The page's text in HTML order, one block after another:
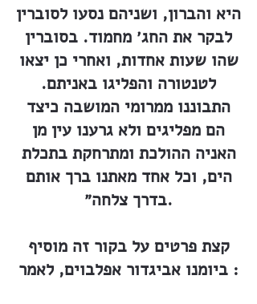
היא והברון, ושניהם נסעו לסוברין
לבקר את החג׳ מחמוד. בסוברין
שהו שעות אחדות, ואחרי כן יצאו
לטנטורה והפליגו באניתם.
התבוננו ממרומי המושבה כיצד
הם מפליגים ולא גרענו עין מן
האניה ההולכת ומתרחקת בתכלת
הים, וכל אחד מאתנו ברך אותם
בדרך צלחה״.
קצת פרטים על בקור זה מוסיף
ביומנו אביגדור אפלבוים, לאמר :